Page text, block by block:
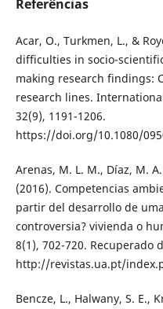
Referências
Acar, O., Turkmen, L., &
difficulties in socio-
making research findings:
research lines.
32(9), 1191-1206.
https://doi.org/10.1080/
Arenas, M. L. M., Díaz, M.
(2016). Competencias
partir del desarrollo de
controversia? vivienda o
8(1), 702-720. Recuperado
http://revistas.ua.pt/
Bencze, L., Halwany, S. E.,